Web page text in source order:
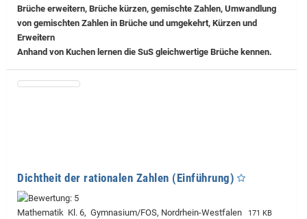
Brüche erweitern, Brüche kürzen, gemischte Zahlen, Umwandlung
von gemischten Zahlen in Brüche und umgekehrt, Kürzen und
Erweitern
Anhand von Kuchen lernen die SuS gleichwertige Brüche kennen.
Dichtheit der rationalen Zahlen (Einführung)
Mathematik Kl. 6, Gymnasium/FOS, Nordrhein-Westfalen 171 KB